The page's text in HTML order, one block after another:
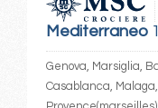
Mediterraneo
Genova, Marsiglia,
Casablanca,